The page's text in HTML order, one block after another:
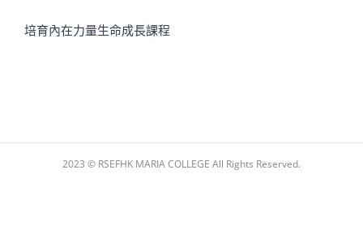
培育內在力量生命成長課程
2023 © RSEFHK MARIA COLLEGE All Rights Reserved.